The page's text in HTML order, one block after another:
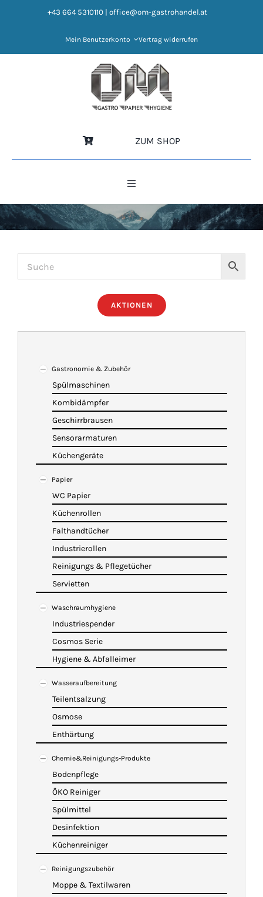
+43 664 5310110 office@om-gastrohandel.at
Mein Benutzerkonto Vertrag widerrufen
ZUM SHOP
Toggle
HOME
NEWS
IMBISSANHÄNGER
KATALOG
WARENKORB
AKTIONEN
Gastronomie & Zubehör
Spülmaschinen
Kombidämpfer
Geschirrbrausen
Sensorarmaturen
Küchengeräte
Papier
WC Papier
Küchenrollen
Falthandtücher
Industrierollen
Reinigungs & Pflegetücher
Servietten
Waschraumhygiene
Industriespender
Cosmos Serie
Hygiene & Abfalleimer
Wasseraufbereitung
Teilentsalzung
Osmose
Enthärtung
Chemie&Reinigungs-Produkte
Bodenpflege
ÖKO Reiniger
Spülmittel
Desinfektion
Küchenreiniger
Reinigungszubehör
Moppe & Textilwaren